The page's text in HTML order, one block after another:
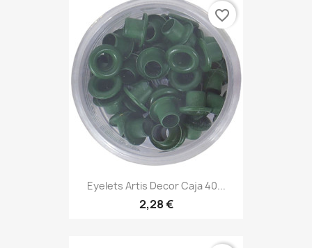
Eyelets Artis Decor Caja 40...
2,28 €
favorite_border